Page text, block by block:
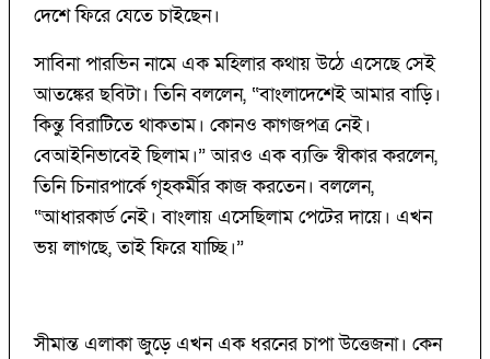
দেশে ফিরে যেতে চাইছেন।
সাবিনা পারভিন নামে এক মহিলার কথায় উঠে এসেছে সেই
আতঙ্কের ছবিটা। তিনি বললেন, “বাংলাদেশেই আমার বাড়ি।
কিন্তু বিরাটিতে থাকতাম। কোনও কাগজপত্র নেই।
বেআইনিভাবেই ছিলাম।” আরও এক ব্যক্তি স্বীকার করলেন,
তিনি চিনারপার্কে গৃহকর্মীর কাজ করতেন। বললেন,
“আধারকার্ড নেই। বাংলায় এসেছিলাম পেটের দায়ে। এখন
ভয় লাগছে, তাই ফিরে যাচ্ছি।”
সীমান্ত এলাকা জুড়ে এখন এক ধরনের চাপা উত্তেজনা। কেন